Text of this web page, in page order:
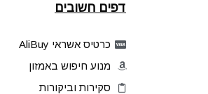
דפים חשובים
כרטיס אשראי AliBuy
מנוע חיפוש באמזון
סקירות וביקורות